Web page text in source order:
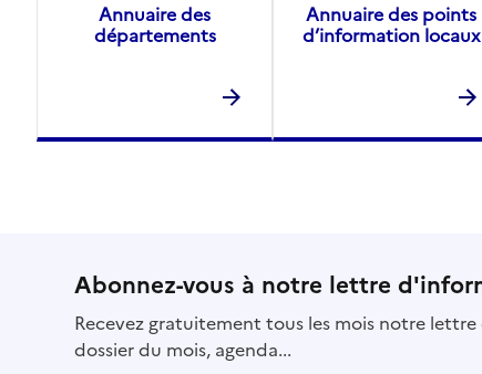
Annuaire des
départements
Annuaire des points
d’information locaux
Abonnez-vous à notre lettre
Recevez gratuitement tous les mois notre
dossier du mois, agenda...